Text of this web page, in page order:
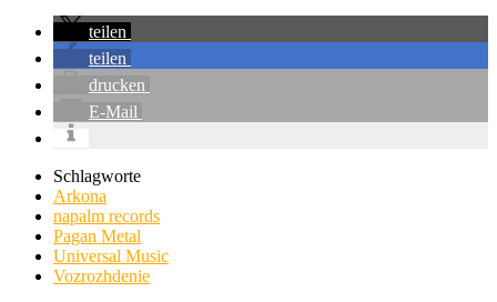
teilen
teilen
drucken
E-Mail
Schlagworte
Arkona
napalm records
Pagan Metal
Universal Music
Vozrozhdenie